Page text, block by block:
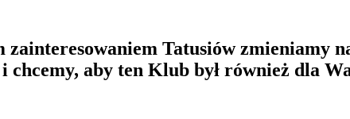
zainteresowaniem Tatusiów zmieniamy
chcemy, aby ten Klub był również dla